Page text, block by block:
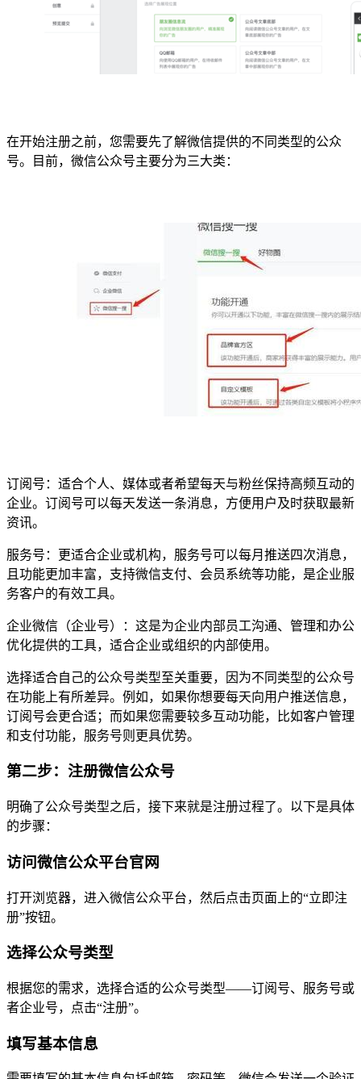
在开始注册之前，您需要先了解微信提供的不同类型的公众
号。目前，微信公众号主要分为三大类：
订阅号：适合个人、媒体或者希望每天与粉丝保持高频互动的
企业。订阅号可以每天发送一条消息，方便用户及时获取最新
资讯。
服务号：更适合企业或机构，服务号可以每月推送四次消息，
且功能更加丰富，支持微信支付、会员系统等功能，是企业服
务客户的有效工具。
企业微信（企业号）：这是为企业内部员工沟通、管理和办公
优化提供的工具，适合企业或组织的内部使用。
选择适合自己的公众号类型至关重要，因为不同类型的公众号
在功能上有所差异。例如，如果你想要每天向用户推送信息，
订阅号会更合适；而如果您需要较多互动功能，比如客户管理
和支付功能，服务号则更具优势。
第二步：注册微信公众号
明确了公众号类型之后，接下来就是注册过程了。以下是具体
的步骤：
访问微信公众平台官网
打开浏览器，进入微信公众平台，然后点击页面上的“立即注
册”按钮。
选择公众号类型
根据您的需求，选择合适的公众号类型——订阅号、服务号或
者企业号，点击“注册”。
填写基本信息